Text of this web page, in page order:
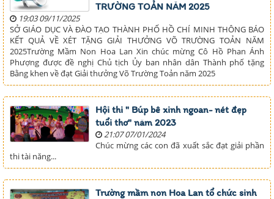
TRƯỜNG TOẢN NĂM 2025
19:03 09/11/2025
SỞ GIÁO DỤC VÀ ĐÀO TẠO THÀNH PHỐ HỒ CHÍ MINH THÔNG BÁO
KẾT QUẢ VỀ XÉT TẶNG GIẢI THƯỞNG VÕ TRƯỜNG TOẢN NĂM
2025Trường Mầm Non Hoa Lan Xin chúc mừng Cô Hồ Phan Ánh
Phượng được đề nghị Chủ tịch Ủy ban nhân dân Thành phố tặng
Bằng khen về đạt Giải thưởng Võ Trường Toản năm 2025
Hội thi " Búp bê xinh ngoan- nét đẹp
tuổi thơ" năm 2023
21:07 07/01/2024
Chúc mừng các con đã xuất sắc đạt giải phần
thi tài năng...
Trường mầm non Hoa Lan tổ chức sinh